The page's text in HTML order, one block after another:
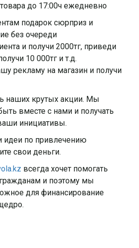
до 17:00ч ежедневно
подарок сюрприз и
без очереди
и получи 2000тг, приведи
10 000тг и т.д.
рекламу на магазин и получи
наших крутых акции. Мы
вместе с нами и получать
инициативы.
идеи по привлечению
свои деньги.
всегда хочет помогать
и поэтому мы
для финансирование